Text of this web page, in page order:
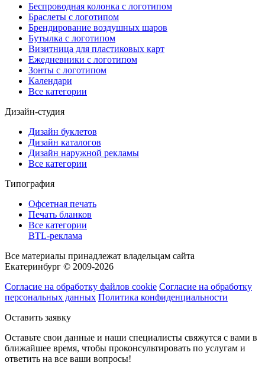
Беспроводная колонка с логотипом
Браслеты с логотипом
Брендирование воздушных шаров
Бутылка с логотипом
Визитница для пластиковых карт
Ежедневники с логотипом
Зонты с логотипом
Календари
Все категории
Дизайн-студия
Дизайн буклетов
Дизайн каталогов
Дизайн наружной рекламы
Все категории
Типография
Офсетная печать
Печать бланков
Все категории
BTL-реклама
Все материалы принадлежат владельцам сайта
Екатеринбург © 2009-2026
Согласие на обработку файлов cookie Согласие на обработку
персональных данных Политика конфиденциальности
Оставить заявку
Оставьте свои данные и наши специалисты свяжутся с вами в
ближайшее время, чтобы проконсультировать по услугам и
ответить на все ваши вопросы!